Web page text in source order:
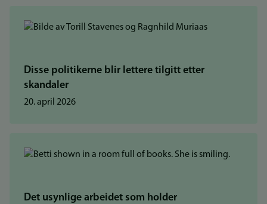
Disse politikerne blir lettere tilgitt etter
skandaler
20. april 2026
Det usynlige arbeidet som holder